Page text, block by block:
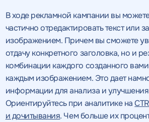
В ходе рекламной кампании вы
частично отредактировать текст или
изображением. Причем вы сможете
отдачу конкретного заголовка, но и
комбинации каждого созданного
каждым изображением. Это дает
информации для анализа и улучшения
Ориентируйтесь при аналитике на
и дочитывания. Чем больше их